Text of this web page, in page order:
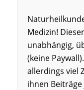
Medizin!
unabhängig,
(keine
allerdings viel
ihnen